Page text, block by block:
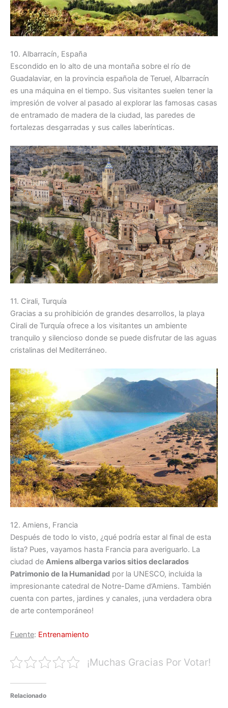
10. Albarracín, España
Escondido en lo alto de una montaña sobre el río de
Guadalaviar, en la provincia española de Teruel, Albarracín
es una máquina en el tiempo. Sus visitantes suelen tener la
impresión de volver al pasado al explorar las famosas casas
de entramado de madera de la ciudad, las paredes de
fortalezas desgarradas y sus calles laberínticas.
11. Cirali, Turquía
Gracias a su prohibición de grandes desarrollos, la playa
Cirali de Turquía ofrece a los visitantes un ambiente
tranquilo y silencioso donde se puede disfrutar de las aguas
cristalinas del Mediterráneo.
12. Amiens, Francia
Después de todo lo visto, ¿qué podría estar al final de esta
lista? Pues, vayamos hasta Francia para averiguarlo. La
ciudad de Amiens alberga varios sitios declarados
Patrimonio de la Humanidad por la UNESCO, incluida la
impresionante catedral de Notre-Dame d’Amiens. También
cuenta con partes, jardines y canales, ¡una verdadera obra
de arte contemporáneo!
Fuente: Entrenamiento
¡Muchas Gracias Por Votar!
Relacionado